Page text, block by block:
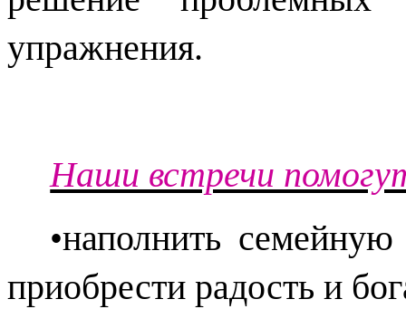
упражнения.
Наши встречи
•наполнить
приобрести радость и